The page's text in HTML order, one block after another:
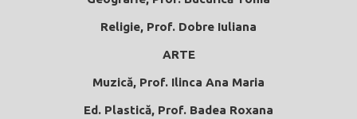
Religie, Prof. Dobre Iuliana
ARTE
Muzică, Prof. Ilinca Ana Maria
Ed. Plastică, Prof. Badea Roxana